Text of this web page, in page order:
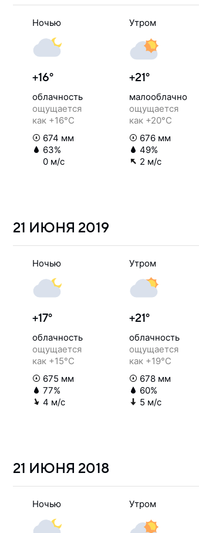
Ночью
+16°
облачность
ощущается
как +16°C
674 мм
63%
0 м/с
Утром
+21°
малооблачно
ощущается
как +20°C
676 мм
49%
2 м/с
21 ИЮНЯ 2019
Ночью
+17°
облачность
ощущается
как +15°C
675 мм
77%
4 м/с
Утром
+21°
облачность
ощущается
как +19°C
678 мм
60%
5 м/с
21 ИЮНЯ 2018
Ночью Утром